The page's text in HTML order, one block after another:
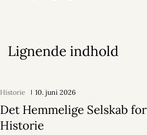
Lignende indhold
Historie 10. juni 2026
Det Hemmelige Selskab for
Historie